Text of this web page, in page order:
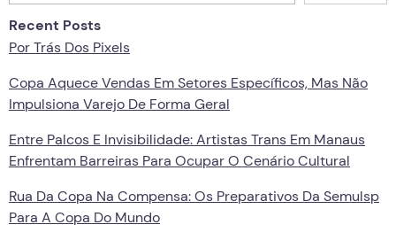
Recent Posts
Por Trás Dos Pixels
Copa Aquece Vendas Em Setores Específicos, Mas Não
Impulsiona Varejo De Forma Geral
Entre Palcos E Invisibilidade: Artistas Trans Em Manaus
Enfrentam Barreiras Para Ocupar O Cenário Cultural
Rua Da Copa Na Compensa: Os Preparativos Da Semulsp
Para A Copa Do Mundo